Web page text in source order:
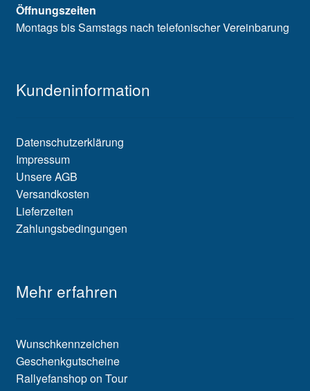
Öffnungszeiten
Montags bis Samstags nach telefonischer Vereinbarung
Kundeninformation
Datenschutzerklärung
Impressum
Unsere AGB
Versandkosten
Lieferzeiten
Zahlungsbedingungen
Mehr erfahren
Wunschkennzeichen
Geschenkgutscheine
Rallyefanshop on Tour